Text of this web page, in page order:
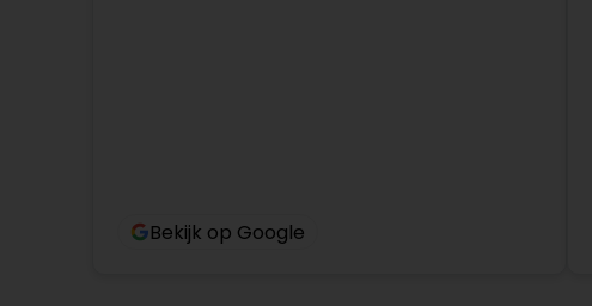
Bekijk op Google